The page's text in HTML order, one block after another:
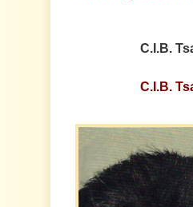
C.I.B.
C.I.B.